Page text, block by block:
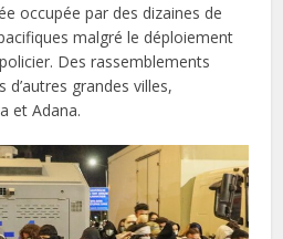
occupée par des dizaines de
malgré le déploiement
Des rassemblements
grandes villes,
et Adana.